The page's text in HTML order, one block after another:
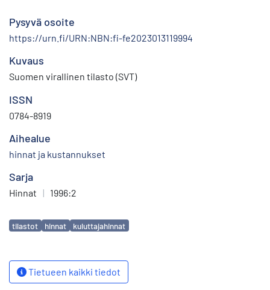
Pysyvä osoite
https://urn.fi/URN:NBN:fi-fe2023013119994
Kuvaus
Suomen virallinen tilasto (SVT)
ISSN
0784-8919
Aihealue
hinnat ja kustannukset
Sarja
Hinnat | 1996:2
Avainsanat
tilastot hinnat kuluttajahinnat
Tietueen kaikki tiedot